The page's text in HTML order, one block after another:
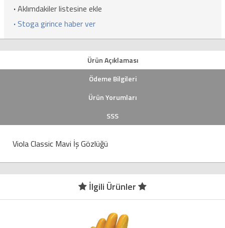
·Aklımdakiler listesine ekle
· Stoga girince haber ver
Ürün Açıklaması
Ödeme Bilgileri
Ürün Yorumları
SSS
Viola Classic Mavi İş Gözlüğü
İlgili Ürünler